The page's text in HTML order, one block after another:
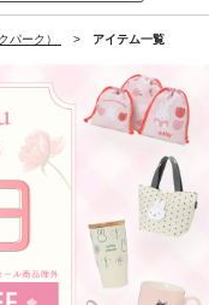
パーク） アイテム一覧